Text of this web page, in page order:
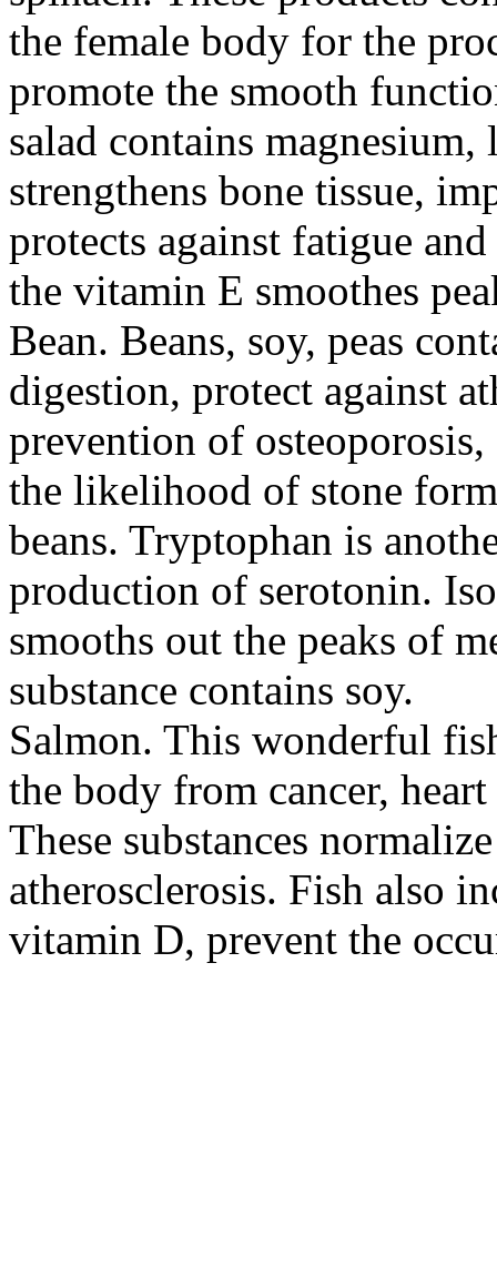
the female body for the
promote the smooth
salad contains
strengthens bone tissue,
protects against fatigue
the vitamin E smoothes
Bean. Beans, soy, peas
digestion, protect against
prevention of
the likelihood of stone
beans. Tryptophan is
production of serotonin.
smooths out the peaks of
substance contains soy.
Salmon. This wonderful
the body from cancer,
These substances
atherosclerosis. Fish also
vitamin D, prevent the